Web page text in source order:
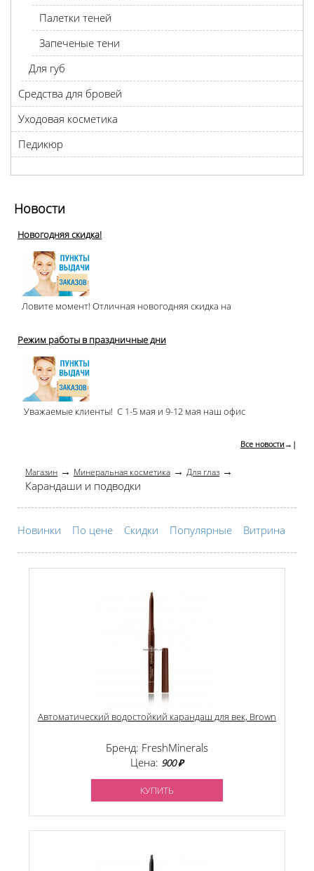
Палетки теней
Запеченые тени
Для губ
Средства для бровей
Уходовая косметика
Педикюр
Новости
Новогодняя скидка!
Ловите момент! Отличная новогодняя скидка на
Режим работы в праздничные дни
Уважаемые клиенты! С 1-5 мая и 9-12 мая наш офис
Все новости →|
Магазин → Минеральная косметика → Для глаз →
Карандаши и подводки
Новинки По цене Скидки Популярные Витрина
Автоматический водостойкий карандаш для век, Brown
Бренд: FreshMinerals
Цена: 900 ₽
КУПИТЬ